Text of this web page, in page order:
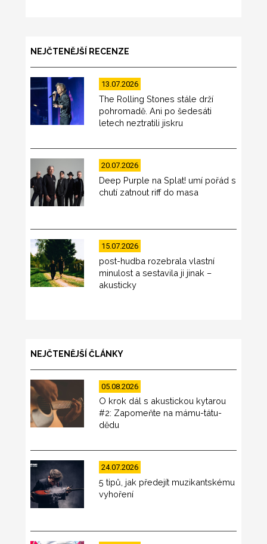
NEJČTENĚJŠÍ RECENZE
13.07.2026
The Rolling Stones stále drží
pohromadě. Ani po šedesáti
letech neztratili jiskru
20.07.2026
Deep Purple na Splat! umí pořád s
chutí zatnout riff do masa
15.07.2026
post-hudba rozebrala vlastní
minulost a sestavila ji jinak –
akusticky
NEJČTENĚJŠÍ ČLÁNKY
05.08.2026
O krok dál s akustickou kytarou
#2: Zapomeňte na mámu-tátu-
dědu
24.07.2026
5 tipů, jak předejít muzikantskému
vyhoření